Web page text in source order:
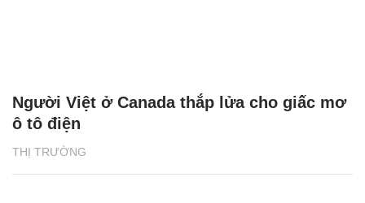
THỊ TRƯỜNG
Người Việt ở Canada thắp lửa cho giấc mơ
ô tô điện